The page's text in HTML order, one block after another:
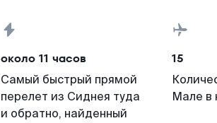
около 11 часов
Самый быстрый прямой
перелет из Сиднея туда
и обратно, найденный
15
Мале в